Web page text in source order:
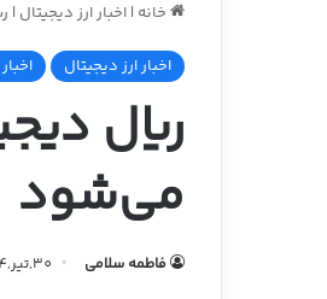
خانه | اخبار ارز دیجیتال |
اخبار ارز دیجیتال
می‌شود
فاطمه سلامی 30,تیر,1404